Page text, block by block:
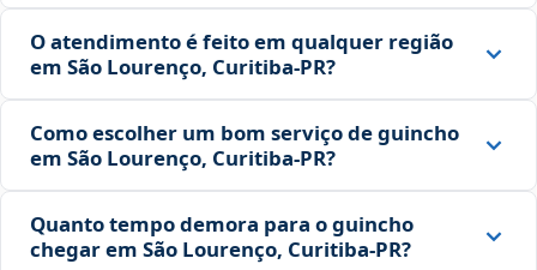
O atendimento é feito em qualquer região
em São Lourenço, Curitiba‑PR?
Como escolher um bom serviço de guincho
em São Lourenço, Curitiba‑PR?
Quanto tempo demora para o guincho
chegar em São Lourenço, Curitiba‑PR?